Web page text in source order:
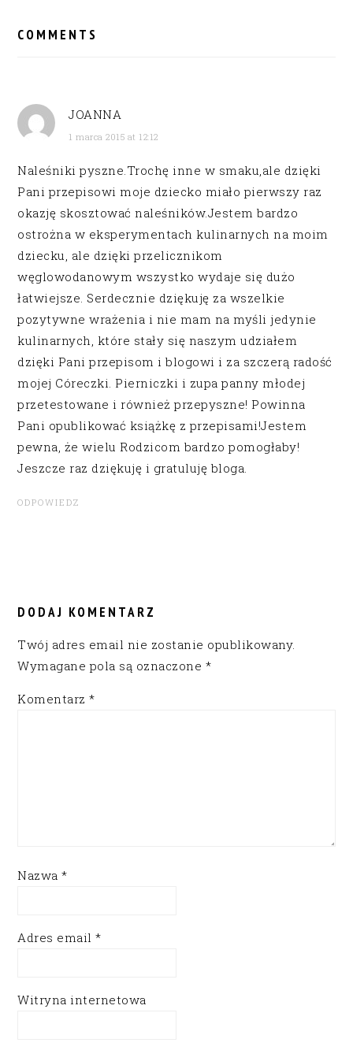
INTERACTIONS
COMMENTS
JOANNA
1 marca 2015 at 12:12
Naleśniki pyszne.Trochę inne w smaku,ale dzięki
Pani przepisowi moje dziecko miało pierwszy raz
okazję skosztować naleśników.Jestem bardzo
ostrożna w eksperymentach kulinarnych na moim
dziecku, ale dzięki przelicznikom
węglowodanowym wszystko wydaje się dużo
łatwiejsze. Serdecznie dziękuję za wszelkie
pozytywne wrażenia i nie mam na myśli jedynie
kulinarnych, które stały się naszym udziałem
dzięki Pani przepisom i blogowi i za szczerą radość
mojej Córeczki. Pierniczki i zupa panny młodej
przetestowane i również przepyszne! Powinna
Pani opublikować książkę z przepisami!Jestem
pewna, że wielu Rodzicom bardzo pomogłaby!
Jeszcze raz dziękuję i gratuluję bloga.
ODPOWIEDZ
DODAJ KOMENTARZ
Twój adres email nie zostanie opublikowany.
Wymagane pola są oznaczone *
Komentarz*
Nazwa*
Adres email*
Witryna internetowa